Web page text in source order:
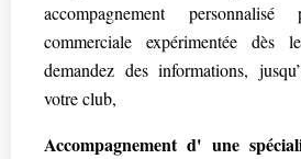
accompagnement
commerciale expérimentée dès
demandez des informations,
votre club,
Accompagnement d' une